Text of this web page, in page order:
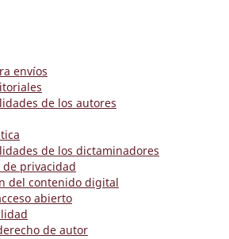
envíos
de los autores
de los dictaminadores
de privacidad
del contenido digital
abierto
de autor